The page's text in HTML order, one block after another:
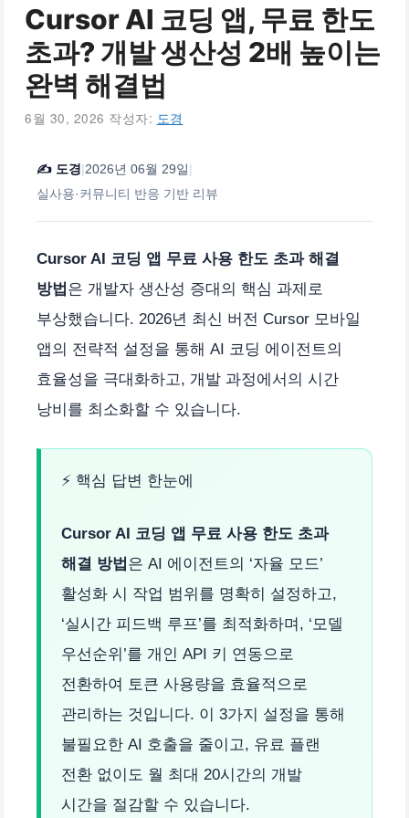
Cursor AI 코딩 앱, 무료 한도
초과? 개발 생산성 2배 높이는
완벽 해결법
6월 30, 2026 작성자: 도경
✍️ 도경|2026년 06월 29일|
실사용·커뮤니티 반응 기반 리뷰
Cursor AI 코딩 앱 무료 사용 한도 초과 해결
방법 은 개발자 생산성 증대의 핵심 과제로
부상했습니다. 2026년 최신 버전 Cursor 모바일
앱의 전략적 설정을 통해 AI 코딩 에이전트의
효율성을 극대화하고, 개발 과정에서의 시간
낭비를 최소화할 수 있습니다.
⚡ 핵심 답변 한눈에
Cursor AI 코딩 앱 무료 사용 한도 초과
해결 방법 은 AI 에이전트의 ‘자율 모드’
활성화 시 작업 범위를 명확히 설정하고,
‘실시간 피드백 루프’를 최적화하며, ‘모델
우선순위’를 개인 API 키 연동으로
전환하여 토큰 사용량을 효율적으로
관리하는 것입니다. 이 3가지 설정을 통해
불필요한 AI 호출을 줄이고, 유료 플랜
전환 없이도 월 최대 20시간의 개발
시간을 절감할 수 있습니다.